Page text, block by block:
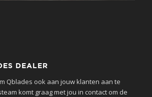
DEALER
Qblades ook aan jouw klanten aan te
komt graag met jou in contact om de